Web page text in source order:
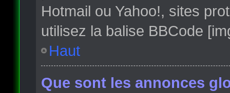
Hotmail ou Yahoo!, sites
utilisez la balise BBCode
Haut
Que sont les annonces